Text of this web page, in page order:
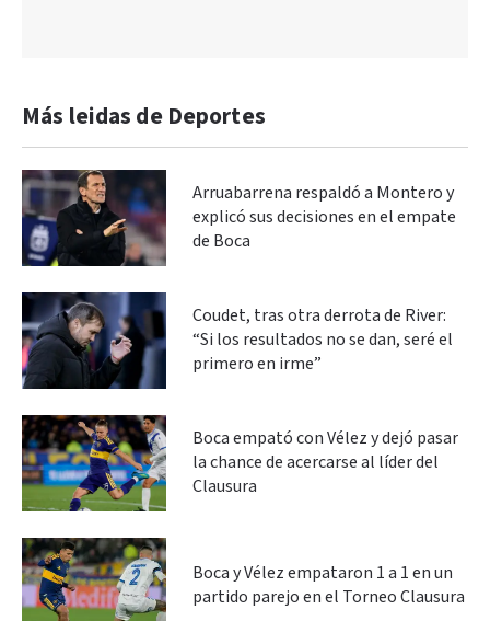
Más leidas de Deportes
Arruabarrena respaldó a Montero y
explicó sus decisiones en el empate
de Boca
Coudet, tras otra derrota de River:
“Si los resultados no se dan, seré el
primero en irme”
Boca empató con Vélez y dejó pasar
la chance de acercarse al líder del
Clausura
Boca y Vélez empataron 1 a 1 en un
partido parejo en el Torneo Clausura